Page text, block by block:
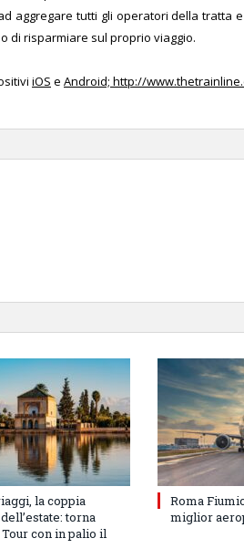
aggregare tutti gli operatori della tratta
di risparmiare sul proprio viaggio.
iOS e Android; http://
la coppia
torna
con in palio il
Roma
miglior